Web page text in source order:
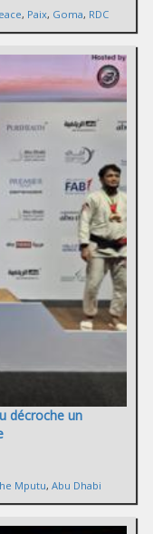
, Paix, Goma, RDC
décroche un
Mputu, Abu Dhabi